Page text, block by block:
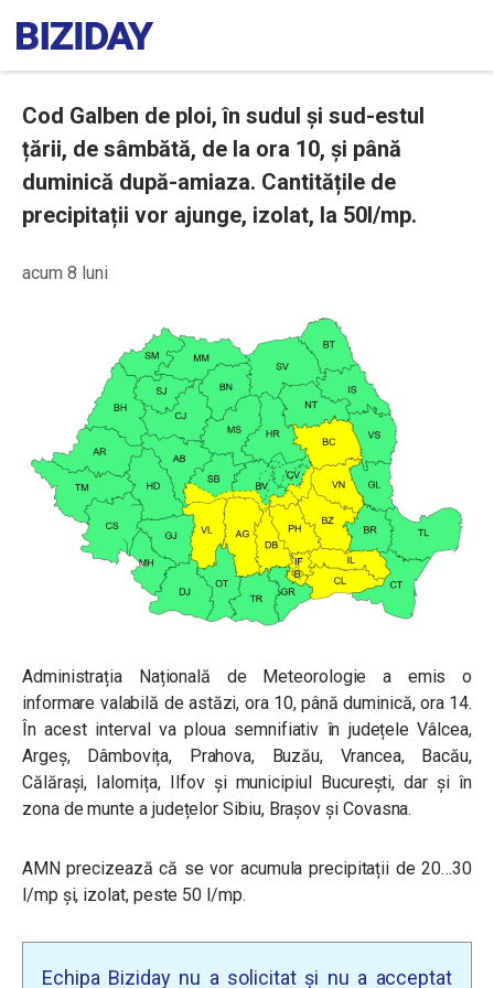
Cod Galben de ploi, în sudul și sud-estul
țării, de sâmbătă, de la ora 10, și până
duminică după-amiaza. Cantitățile de
precipitații vor ajunge, izolat, la 50l/mp.
acum 8 luni
Administrația Națională de Meteorologie a emis o
informare valabilă de astăzi, ora 10, până duminică, ora 14.
În acest interval va ploua semnifiativ în județele Vâlcea,
Argeș, Dâmbovița, Prahova, Buzău, Vrancea, Bacău,
Călărași, Ialomița, Ilfov și municipiul București, dar și în
zona de munte a județelor Sibiu, Brașov și Covasna.
AMN precizează că se vor acumula precipitații de 20…30
l/mp și, izolat, peste 50 l/mp.
Echipa Biziday nu a solicitat și nu a acceptat